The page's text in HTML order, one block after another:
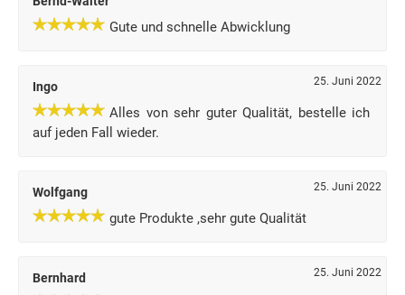
Gute und schnelle Abwicklung
Ingo 25. Juni 2022
Alles von sehr guter Qualität, bestelle ich
auf jeden Fall wieder.
Wolfgang 25. Juni 2022
gute Produkte ,sehr gute Qualität
Bernhard 25. Juni 2022